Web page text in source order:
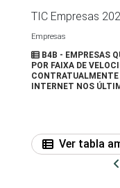
TIC Empresas
Empresas
B4B - EMPRESAS
POR FAIXA DE
CONTRATUALMENTE
INTERNET NOS
Ver tabla